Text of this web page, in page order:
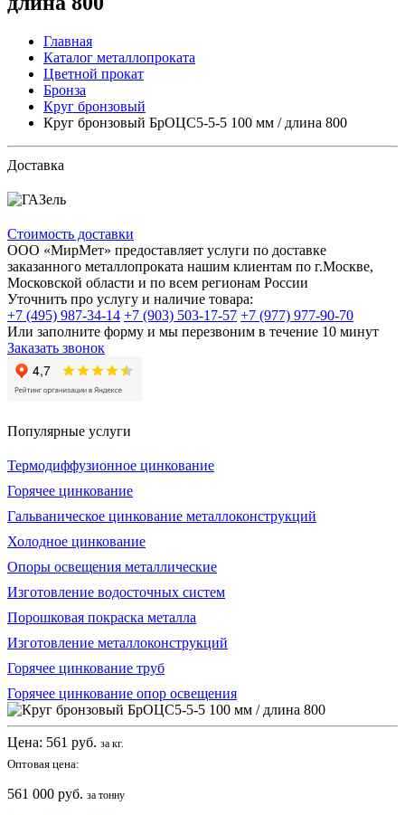
Главная
Каталог металлопроката
Цветной прокат
Бронза
Круг бронзовый
Круг бронзовый БрОЦС5-5-5 100 мм / длина 800
Доставка
Стоимость доставки
ООО «МирМет» предоставляет услуги по доставке
заказанного металлопроката нашим клиентам по г.Москве,
Московской области и по всем регионам России
Уточнить про услугу и наличие товара:
+7 (495) 987-34-14 +7 (903) 503-17-57 +7 (977) 977-90-70
Или заполните форму и мы перезвоним в течение 10 минут
Заказать звонок
Популярные услуги
Термодиффузионное цинкование
Горячее цинкование
Гальваническое цинкование металлоконструкций
Холодное цинкование
Опоры освещения металлические
Изготовление водосточных систем
Порошковая покраска металла
Изготовление металлоконструкций
Горячее цинкование труб
Горячее цинкование опор освещения
Цена: 561 руб. за кг.
Оптовая цена:
561 000 руб. за тонну